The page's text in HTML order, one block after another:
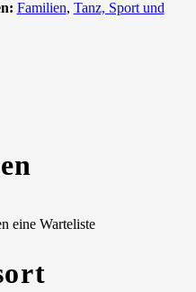
Familien, Tanz, Sport und
eine Warteliste